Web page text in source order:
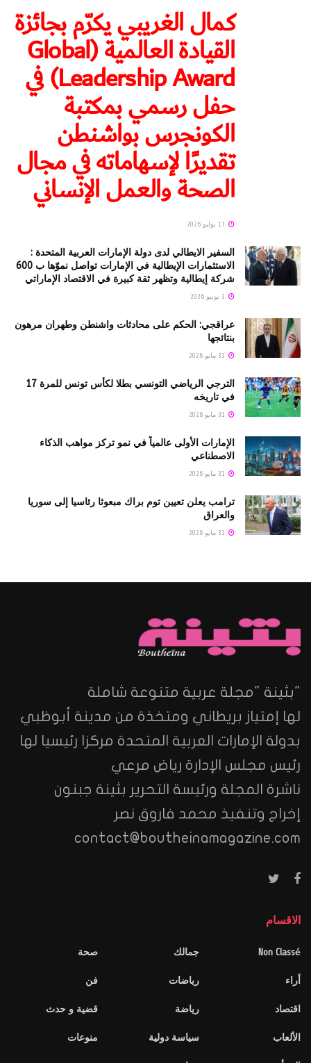
كمال الغريبي يكرّم بجائزة
القيادة العالمية (Global
Leadership Award) في
حفل رسمي بمكتبة
الكونجرس بواشنطن
تقديرًا لإسهاماته في مجال
الصحة والعمل الإنساني
السفير الايطالي لدى دولة الإمارات العربية المتحدة :
الاستثمارات الإيطالية في الإمارات تواصل نموّها ب 600
شركة إيطالية وتظهر ثقة كبيرة في الاقتصاد الإماراتي
عراقجي: الحكم على محادثات واشنطن وطهران مرهون
بنتائجها
الترجي الرياضي التونسي بطلا لكأس تونس للمرة 17
في تاريخه
الإمارات الأولى عالمياً في نمو تركز مواهب الذكاء
الاصطناعي
ترامب يعلن تعيين توم براك مبعوثا رئاسيا إلى سوريا
والعراق
"بثينة "مجلة عربية متنوعة شاملة
لها إمتياز بريطاني ومتخذة من مدينة أبوظبي
بدولة الإمارات العربية المتحدة مركزا رئيسيا لها
رئيس مجلس الإدارة رياض مرعي
ناشرة المجلة ورئيسة التحرير بثينة جبنون
إخراج وتنفيذ محمد فاروق نصر
contact@boutheinamagazine.com
الاقسام
Non Classé
أراء
اقتصاد
الألعاب
جمالك
رياضات
رياضة
سياسة دولية
صحة
فن
قضية و حدث
منوعات